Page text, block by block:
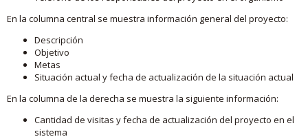
En la columna central se muestra información general del proyecto:
Descripción
Objetivo
Metas
Situación actual y fecha de actualización de la situación actual
En la columna de la derecha se muestra la siguiente información:
Cantidad de visitas y fecha de actualización del proyecto en el
sistema